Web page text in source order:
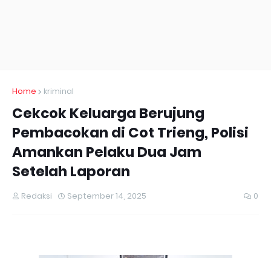
Home kriminal
Cekcok Keluarga Berujung
Pembacokan di Cot Trieng, Polisi
Amankan Pelaku Dua Jam
Setelah Laporan
Redaksi September 14, 2025 0